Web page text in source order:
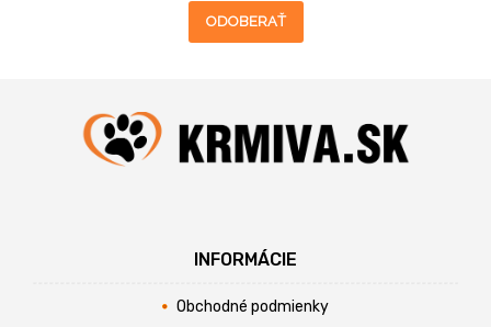
ODOBERAŤ
INFORMÁCIE
Obchodné podmienky